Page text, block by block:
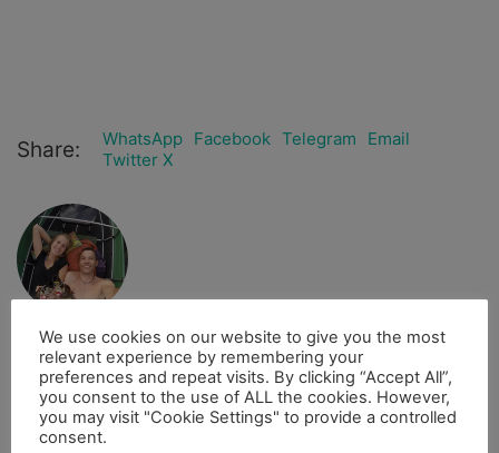
Share: WhatsApp Facebook Telegram
Email
Twitter X
2bfree
Administrator
12. Juli 2016
We use cookies on our website to give you the most
relevant experience by remembering your
preferences and repeat visits. By clicking “Accept All”,
you consent to the use of ALL the cookies. However,
you may visit "Cookie Settings" to provide a controlled
consent.